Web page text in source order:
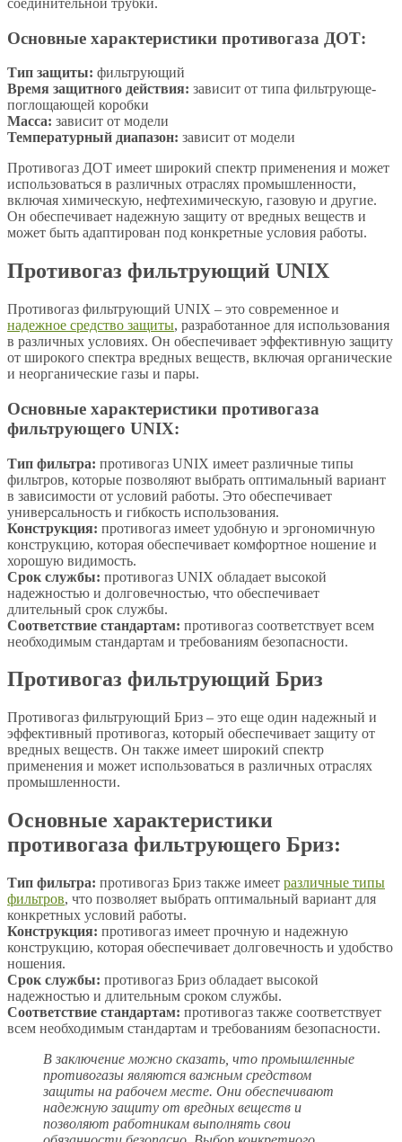
Основные характеристики противогаза ДОТ:
Тип защиты: фильтрующий
Время защитного действия: зависит от типа фильтрующе-
поглощающей коробки
Масса: зависит от модели
Температурный диапазон: зависит от модели
Противогаз ДОТ имеет широкий спектр применения и может
использоваться в различных отраслях промышленности,
включая химическую, нефтехимическую, газовую и другие.
Он обеспечивает надежную защиту от вредных веществ и
может быть адаптирован под конкретные условия работы.
Противогаз фильтрующий UNIX
Противогаз фильтрующий UNIX – это современное и
надежное средство защиты, разработанное для использования
в различных условиях. Он обеспечивает эффективную защиту
от широкого спектра вредных веществ, включая органические
и неорганические газы и пары.
Основные характеристики противогаза
фильтрующего UNIX:
Тип фильтра: противогаз UNIX имеет различные типы
фильтров, которые позволяют выбрать оптимальный вариант
в зависимости от условий работы. Это обеспечивает
универсальность и гибкость использования.
Конструкция: противогаз имеет удобную и эргономичную
конструкцию, которая обеспечивает комфортное ношение и
хорошую видимость.
Срок службы: противогаз UNIX обладает высокой
надежностью и долговечностью, что обеспечивает
длительный срок службы.
Соответствие стандартам: противогаз соответствует всем
необходимым стандартам и требованиям безопасности.
Противогаз фильтрующий Бриз
Противогаз фильтрующий Бриз – это еще один надежный и
эффективный противогаз, который обеспечивает защиту от
вредных веществ. Он также имеет широкий спектр
применения и может использоваться в различных отраслях
промышленности.
Основные характеристики
противогаза фильтрующего Бриз:
Тип фильтра: противогаз Бриз также имеет различные типы
фильтров, что позволяет выбрать оптимальный вариант для
конкретных условий работы.
Конструкция: противогаз имеет прочную и надежную
конструкцию, которая обеспечивает долговечность и удобство
ношения.
Срок службы: противогаз Бриз обладает высокой
надежностью и длительным сроком службы.
Соответствие стандартам: противогаз также соответствует
всем необходимым стандартам и требованиям безопасности.
В заключение можно сказать, что промышленные
противогазы являются важным средством
защиты на рабочем месте. Они обеспечивают
надежную защиту от вредных веществ и
позволяют работникам выполнять свои